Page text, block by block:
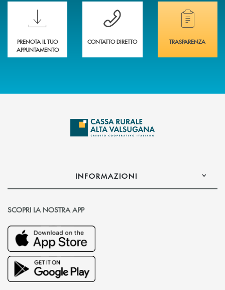
Scopri le funzionalità della nuova PRENOTA BANCA
PRENOTA IL TUO
APPUNTAMENTO
Hai bisogno di assistenza immediata?
CONTATTO DIRETTO
Hai bisogno di
TRASPARENZA
INFORMAZIONI
SCOPRI LA NOSTRA APP